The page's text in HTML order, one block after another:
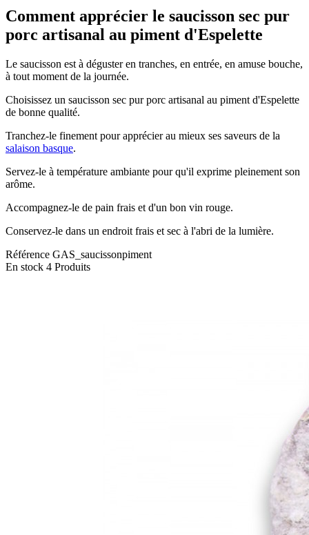
Comment apprécier le saucisson sec pur
porc artisanal au piment d'Espelette
Le saucisson est à déguster en tranches, en entrée, en amuse bouche,
à tout moment de la journée.
Choisissez un saucisson sec pur porc artisanal au piment d'Espelette
de bonne qualité.
Tranchez-le finement pour apprécier au mieux ses saveurs de la
salaison basque.
Servez-le à température ambiante pour qu'il exprime pleinement son
arôme.
Accompagnez-le de pain frais et d'un bon vin rouge.
Conservez-le dans un endroit frais et sec à l'abri de la lumière.
Référence GAS_saucissonpiment
En stock 4 Produits